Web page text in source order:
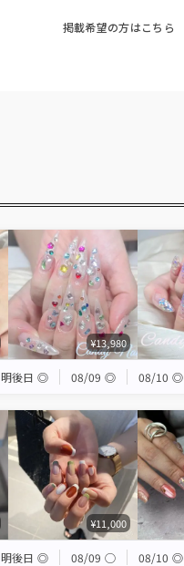
掲載希望の方はこちら
¥13,980
明後日 ◎ 08/09 ◎ 08/10 ◎
¥11,000
明後日 ◎ 08/09 ◯ 08/10 ◎